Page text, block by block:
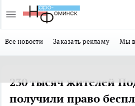
Все новости Заказать рекламу Мы в
230 тысяч жителей
получили право